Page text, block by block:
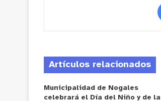
Artículos relacionados
Municipalidad de Nogales
celebrará el Día del Niño y de la